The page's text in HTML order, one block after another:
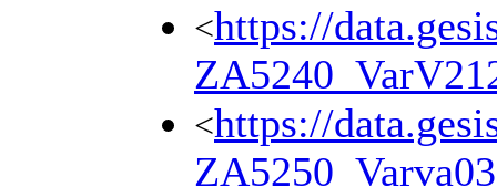
<https://
<https://
ZA5250_Varva03